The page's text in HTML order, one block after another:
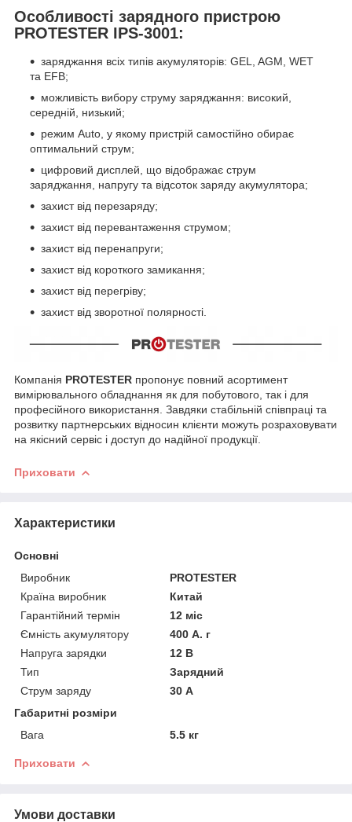
Особливості зарядного пристрою
PROTESTER IPS-3001:
заряджання всіх типів акумуляторів: GEL, AGM, WET
та EFB;
можливість вибору струму заряджання: високий,
середній, низький;
режим Auto, у якому пристрій самостійно обирає
оптимальний струм;
цифровий дисплей, що відображає струм
заряджання, напругу та відсоток заряду акумулятора;
захист від перезаряду;
захист від перевантаження струмом;
захист від перенапруги;
захист від короткого замикання;
захист від перегріву;
захист від зворотної полярності.
Компанія PROTESTER пропонує повний асортимент
вимірювального обладнання як для побутового, так і для
професійного використання. Завдяки стабільній співпраці та
розвитку партнерських відносин клієнти можуть розраховувати
на якісний сервіс і доступ до надійної продукції.
Приховати
Характеристики
Основні
Виробник
PROTESTER
Країна виробник
Китай
Гарантійний термін
12 міс
Ємність акумулятору
400 А. г
Напруга зарядки
12 В
Тип
Зарядний
Струм заряду
30 А
Габаритні розміри
Вага
5.5 кг
Приховати
Умови доставки